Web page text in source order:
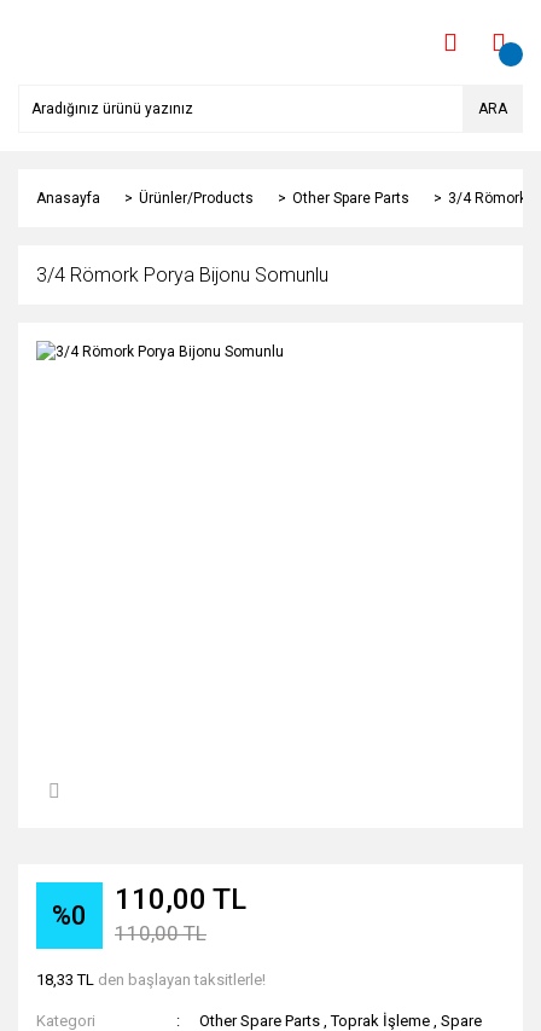
ARA
Anasayfa Ürünler/Products Other Spare Parts 3/4 Römork
3/4 Römork Porya Bijonu Somunlu
%0 110,00 TL
110,00 TL
18,33 TL den başlayan taksitlerle!
Kategori Other Spare Parts ,Toprak İşleme ,Spare